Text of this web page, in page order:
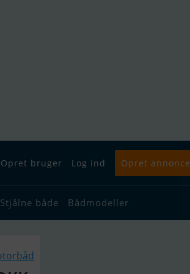
Opret bruger Log ind Opret annonce
Stjålne både Bådmodeller